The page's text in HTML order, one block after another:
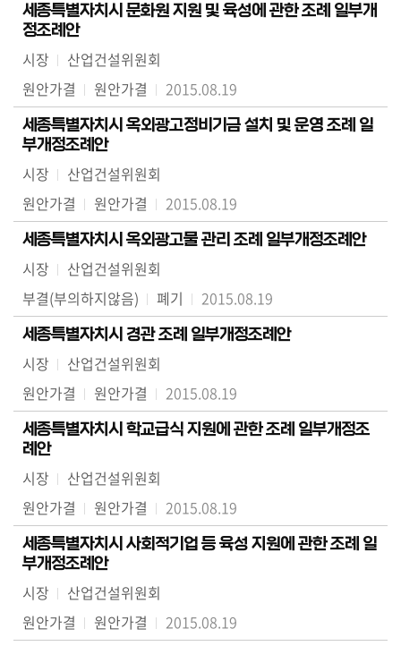
세종특별자치시 문화원 지원 및 육성에 관한 조례 일부개
정조례안
시장
산업건설위원회
원안가결
원안가결 2015.08.19
세종특별자치시 옥외광고정비기금 설치 및 운영 조례 일
부개정조례안
시장
산업건설위원회
원안가결
원안가결 2015.08.19
세종특별자치시 옥외광고물 관리 조례 일부개정조례안
시장
산업건설위원회
부결(부의하지않음)
폐기 2015.08.19
세종특별자치시 경관 조례 일부개정조례안
시장
산업건설위원회
원안가결
원안가결 2015.08.19
세종특별자치시 학교급식 지원에 관한 조례 일부개정조
례안
시장
산업건설위원회
원안가결
원안가결 2015.08.19
세종특별자치시 사회적기업 등 육성 지원에 관한 조례 일
부개정조례안
시장
산업건설위원회
원안가결
원안가결 2015.08.19